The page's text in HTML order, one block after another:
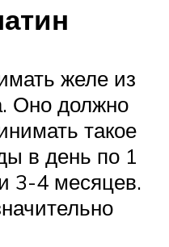
желе из
Оно должно
такое
в день по 1
3-4 месяцев.